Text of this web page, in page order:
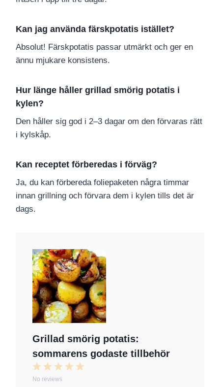
Kan jag använda färskpotatis istället?
Absolut! Färskpotatis passar utmärkt och ger en
ännu mjukare konsistens.
Hur länge håller grillad smörig potatis i
kylen?
Den håller sig god i 2–3 dagar om den förvaras rätt
i kylskåp.
Kan receptet förberedas i förväg?
Ja, du kan förbereda foliepaketen några timmar
innan grillning och förvara dem i kylen tills det är
dags.
Grillad smörig potatis:
sommarens godaste tillbehör
5
4
3
2
S
1
S
No reviews